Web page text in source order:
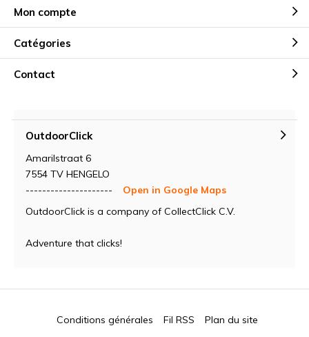
Mon compte
Catégories
Contact
OutdoorClick
Amarilstraat 6
7554 TV HENGELO
---------------------
Open in Google Maps
OutdoorClick is a company of CollectClick C.V.
Adventure that clicks!
Conditions générales Fil RSS Plan du site